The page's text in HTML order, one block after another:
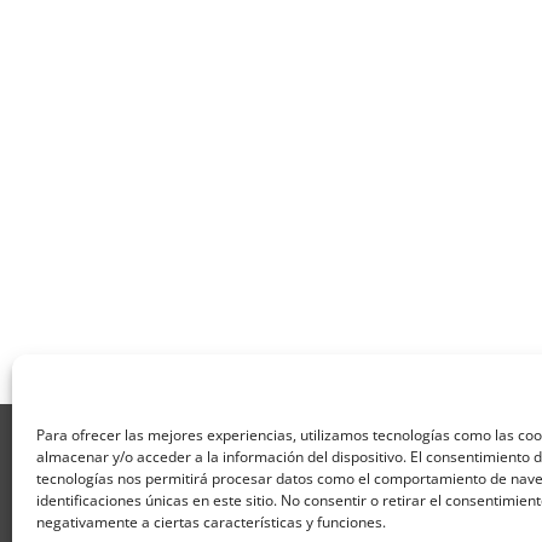
Para ofrecer las mejores experiencias, utilizamos tecnologías como las
almacenar y/o acceder a la información del dispositivo. El consentimiento
tecnologías nos permitirá procesar datos como el comportamiento de
identificaciones únicas en este sitio. No consentir o retirar el
negativamente a ciertas características y funciones.
Aviso Legal Política de Privacidad
Formulario de Datos necesarios para alta
Formulario de responsabilidad de APPCC
Encuesta
Contacto Centros